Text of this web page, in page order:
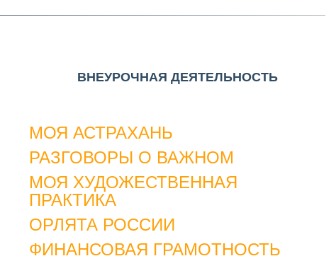
ВНЕУРОЧНАЯ ДЕЯТЕЛЬНОСТЬ
МОЯ АСТРАХАНЬ
РАЗГОВОРЫ О ВАЖНОМ
МОЯ ХУДОЖЕСТВЕННАЯ
ПРАКТИКА
ОРЛЯТА РОССИИ
ФИНАНСОВАЯ ГРАМОТНОСТЬ